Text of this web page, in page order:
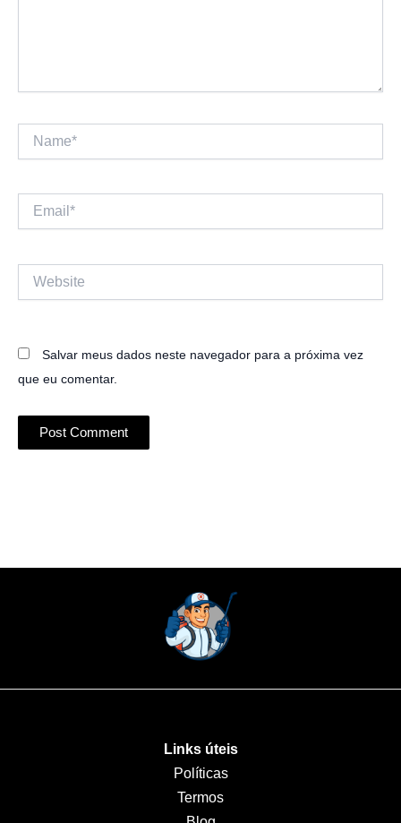
Email*
Salvar meus dados neste navegador para a próxima vez
que eu comentar.
Links úteis
Políticas
Termos